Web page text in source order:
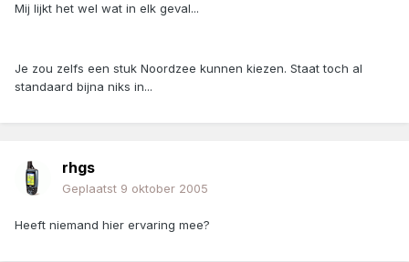
Mij lijkt het wel wat in elk geval...
Je zou zelfs een stuk Noordzee kunnen kiezen. Staat toch al
standaard bijna niks in...
rhgs
Geplaatst 9 oktober 2005
Heeft niemand hier ervaring mee?